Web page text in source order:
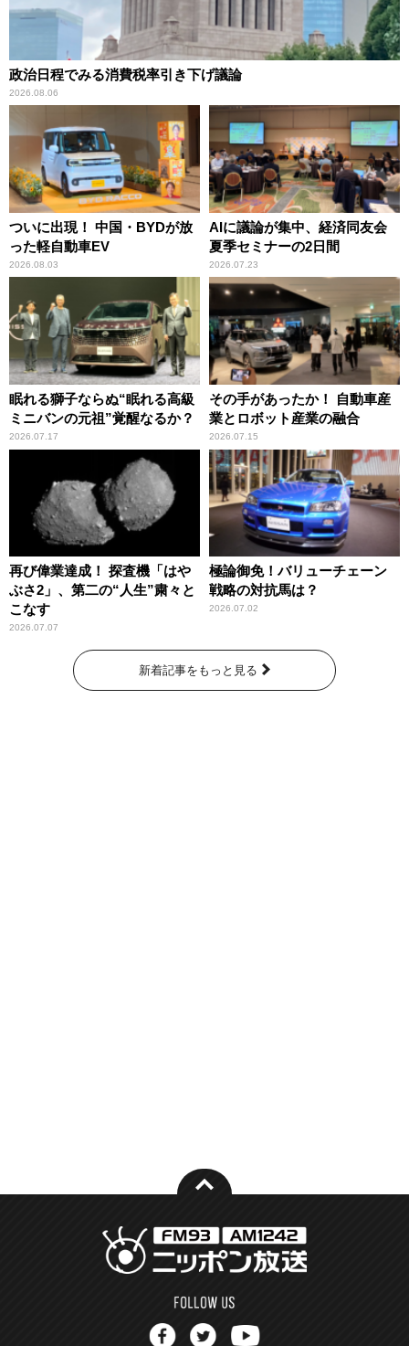
政治日程でみる消費税率引き下げ議論
2026.08.06
ついに出現！ 中国・BYDが放
った軽自動車EV
2026.08.03
AIに議論が集中、経済同友会
夏季セミナーの2日間
2026.07.23
眠れる獅子ならぬ“眠れる高級
ミニバンの元祖”覚醒なるか？
2026.07.17
その手があったか！ 自動車産
業とロボット産業の融合
2026.07.15
再び偉業達成！ 探査機「はや
ぶさ2」、第二の“人生”粛々と
こなす
2026.07.07
極論御免！バリューチェーン
戦略の対抗馬は？
2026.07.02
新着記事をもっと見る